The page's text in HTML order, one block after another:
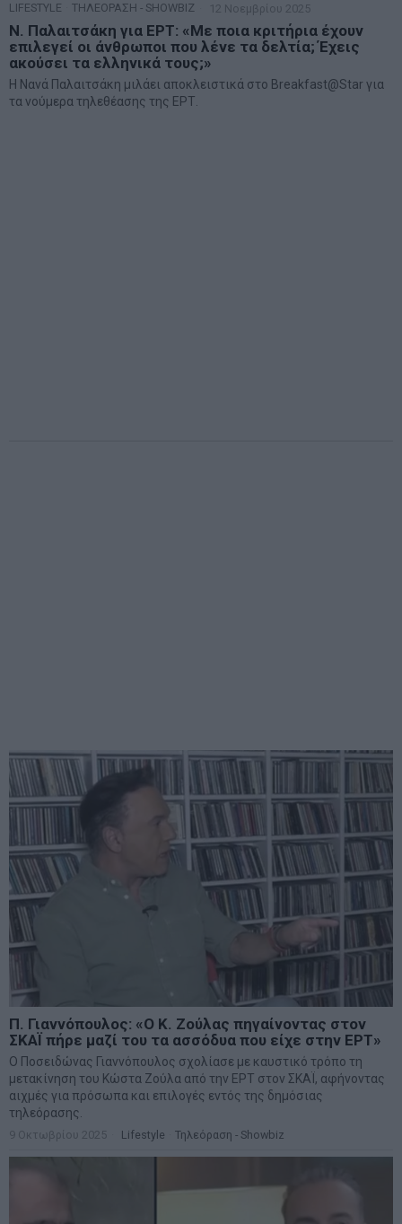
LIFESTYLE ΤΗΛΕΟΡΑΣΗ - SHOWBIZ 12 Νοεμβρίου 2025
Ν. Παλαιτσάκη για ΕΡΤ: «Με ποια κριτήρια έχουν
επιλεγεί οι άνθρωποι που λένε τα δελτία; Έχεις
ακούσει τα ελληνικά τους;»
Η Νανά Παλαιτσάκη μιλάει αποκλειστικά στο Breakfast@Star για
τα νούμερα τηλεθέασης της ΕΡΤ.
Π. Γιαννόπουλος: «Ο Κ. Ζούλας πηγαίνοντας στον
ΣΚΑΪ πήρε μαζί του τα ασσόδυα που είχε στην ΕΡΤ»
Ο Ποσειδώνας Γιαννόπουλος σχολίασε με καυστικό τρόπο τη
μετακίνηση του Κώστα Ζούλα από την ΕΡΤ στον ΣΚΑΪ, αφήνοντας
αιχμές για πρόσωπα και επιλογές εντός της δημόσιας
τηλεόρασης.
9 Οκτωβρίου 2025 Lifestyle Τηλεόραση - Showbiz